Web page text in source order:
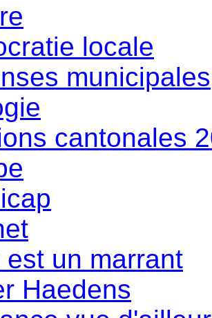
locale
municipales
cantonales
est un marrant
Haedens